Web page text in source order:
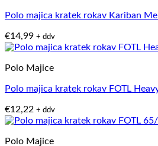
Polo majica kratek rokav Kariban
€14,99 + ddv
Polo Majice
Polo majica kratek rokav FOTL
€12,22 + ddv
Polo Majice